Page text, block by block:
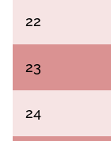
22
23
24